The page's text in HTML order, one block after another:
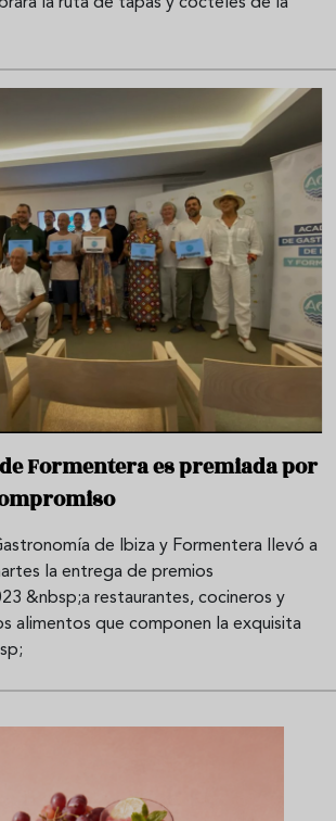
la ruta de tapas y cócteles de la
Formentera es premiada por
de Ibiza y Formentera llevó a
la entrega de premios
&nbsp;a restaurantes, cocineros y
alimentos que componen la exquisita